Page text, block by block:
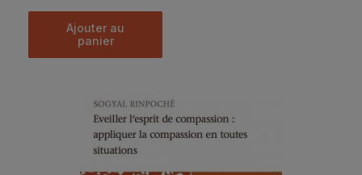
ajouter au
panier